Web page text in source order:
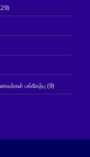
பங்கேற்பு(9)